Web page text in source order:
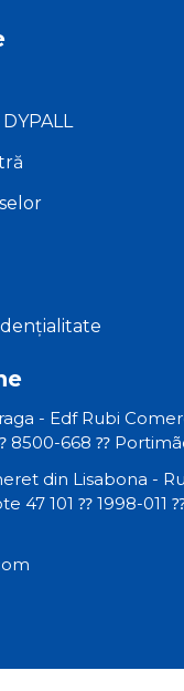
- Edf Rubi
8500-668 ⁇
din Lisabona -
47 101 ⁇ 1998-011